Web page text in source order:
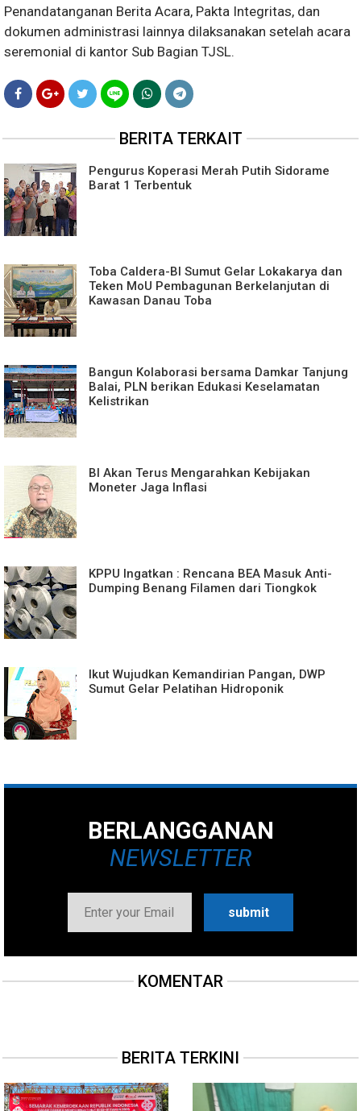
Penandatanganan Berita Acara, Pakta Integritas, dan
dokumen administrasi lainnya dilaksanakan setelah acara
seremonial di kantor Sub Bagian TJSL.
BERITA TERKAIT
Pengurus Koperasi Merah Putih Sidorame
Barat 1 Terbentuk
Toba Caldera-BI Sumut Gelar Lokakarya dan
Teken MoU Pembagunan Berkelanjutan di
Kawasan Danau Toba
Bangun Kolaborasi bersama Damkar Tanjung
Balai, PLN berikan Edukasi Keselamatan
Kelistrikan
BI Akan Terus Mengarahkan Kebijakan
Moneter Jaga Inflasi
KPPU Ingatkan : Rencana BEA Masuk Anti-
Dumping Benang Filamen dari Tiongkok
Ikut Wujudkan Kemandirian Pangan, DWP
Sumut Gelar Pelatihan Hidroponik
BERLANGGANAN
NEWSLETTER
KOMENTAR
BERITA TERKINI